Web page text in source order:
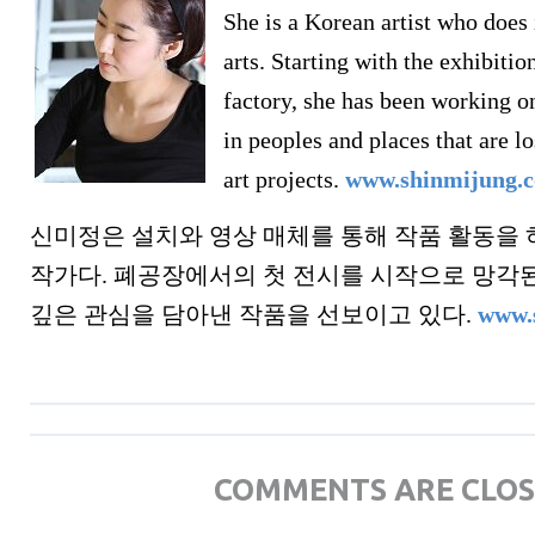
She is a Korean artist who
arts. Starting with the
factory, she has been working
in peoples and places that are
art projects.
신미정은 설치와 영상 매체를 통해 작품 활동을
작가다. 폐공장에서의 첫 전시를 시작으로 망각
깊은 관심을 담아낸 작품을 선보이고 있다.
COMMENTS ARE